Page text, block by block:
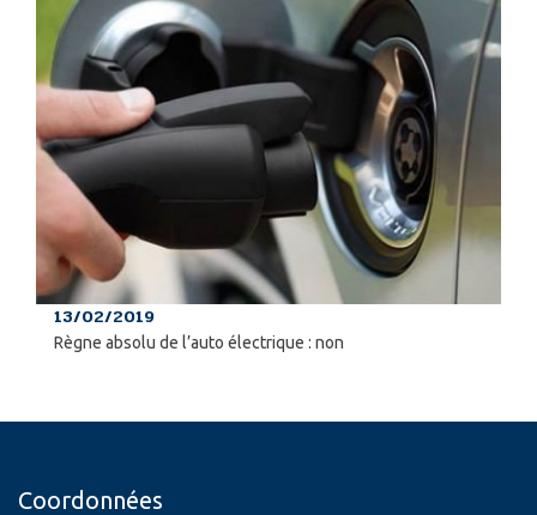
13/02/2019
Règne absolu de l’auto électrique : non
Coordonnées